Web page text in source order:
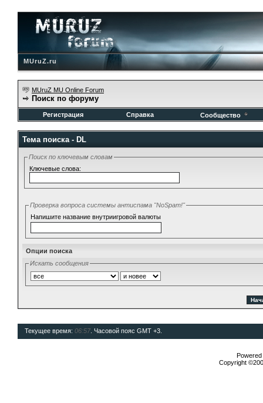
MUruZ.ru
MUruZ MU Online Forum
Поиск по форуму
Регистрация Справка Сообщество
Тема поиска - DL
Поиск по ключевым словам
Ключевые слова:
Проверка вопроса системы антиспама "NoSpam!"
Напишите название внутриигровой валюты
Опции поиска
Искать сообщения
Текущее время: 06:57. Часовой пояс GMT +3.
Copyright